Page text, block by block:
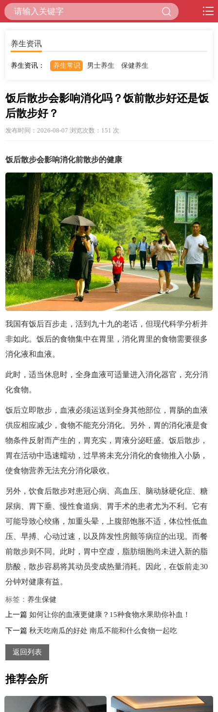
养生资讯
养生资讯： 养生常识 男士养生 保健养生
饭后散步会影响消化吗？饭前散步好还是饭
后散步好？
发布时间：2026-08-07 浏览次数：151 次
饭后散步会影响消化前散步的健康
我国有饭后百步走，活到九十九的老话，但现代科学分析并
非如此。饭后的食物集中在胃里，消化胃里的食物需要很多
消化液和血液。
此时，适当休息时，全身血液可适量进入消化器官，充分消
化食物。
饭后立即散步，血液必须运送到全身其他部位，胃肠的血液
供应相应减少，食物不能充分消化。另外，胃的消化液是食
物条件反射而产生的，胃充实，胃液分泌旺盛。饭后散步，
胃在活动中迅速蠕动，过早将未充分消化的食物推入小肠，
使食物营养无法充分消化吸收。
另外，饮食后散步对患冠心病、高血压、脑动脉硬化症、糖
尿病、胃下垂、慢性食道病、胃手术的患者尤为不利。它有
可能导致心绞痛，加重头晕，上腹部饱胀不适，体位性低血
压、早搏、心动过速，以及阵发性房颤等病症的出现。而餐
前散步则不同。此时，胃中空虚，脂肪细胞尚未进入新的脂
肪酸，散步容易将其动员变成热量消耗。因此，在饭前走30
分钟对健康有益。
标签： 养生保健
上一篇如何让你的血液更健康？15种食物水果助你补血！
下一篇秋天吃南瓜的好处 南瓜不能和什么食物一起吃
返回列表
推荐会所